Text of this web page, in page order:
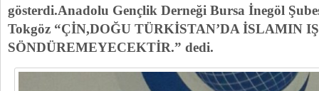
gösterdi.Anadolu Gençlik Derneği Bursa İnegöl
Tokgöz “ÇİN,DOĞU TÜRKİSTAN’DA İSLAMIN
SÖNDÜREMEYECEKTİR.” dedi.